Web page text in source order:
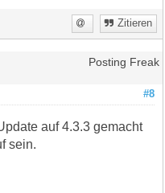
Zitieren
Posting Freak
#8
auf 4.3.3 gemacht
sein.